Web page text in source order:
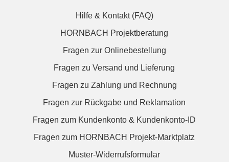
Hilfe & Kontakt (FAQ)
HORNBACH Projektberatung
Fragen zur Onlinebestellung
Fragen zu Versand und Lieferung
Fragen zu Zahlung und Rechnung
Fragen zur Rückgabe und Reklamation
Fragen zum Kundenkonto & Kundenkonto-ID
Fragen zum HORNBACH Projekt-Marktplatz
Muster-Widerrufsformular